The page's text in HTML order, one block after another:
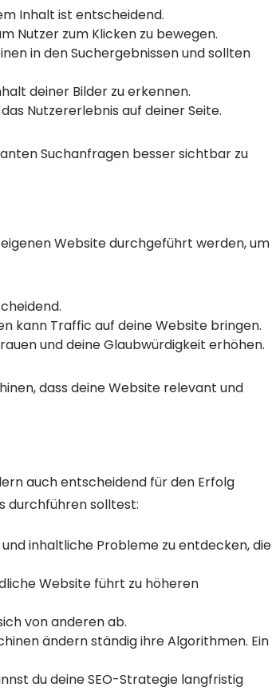
Inhalt ist entscheidend.
Nutzer zum Klicken zu bewegen.
in den Suchergebnissen und sollten
deiner Bilder zu erkennen.
Nutzererlebnis auf deiner Seite.
Suchanfragen besser sichtbar zu
Website durchgeführt werden, um
kann Traffic auf deine Website bringen.
und deine Glaubwürdigkeit erhöhen.
dass deine Website relevant und
auch entscheidend für den Erfolg
durchführen solltest:
inhaltliche Probleme zu entdecken, die
Website führt zu höheren
von anderen ab.
ändern ständig ihre Algorithmen. Ein
du deine SEO-Strategie langfristig